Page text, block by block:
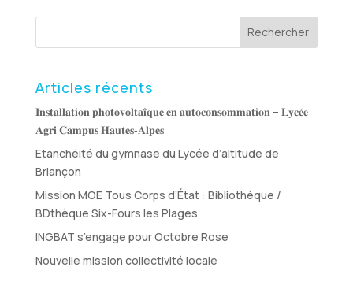
Rechercher
Articles récents
𝐈𝐧𝐬𝐭𝐚𝐥𝐥𝐚𝐭𝐢𝐨𝐧 𝐩𝐡𝐨𝐭𝐨𝐯𝐨𝐥𝐭𝐚𝐢̈𝐪𝐮𝐞 𝐞𝐧 𝐚𝐮𝐭𝐨𝐜𝐨𝐧𝐬𝐨𝐦𝐦𝐚𝐭𝐢𝐨𝐧 – 𝐋𝐲𝐜𝐞́𝐞
𝐀𝐠𝐫𝐢 𝐂𝐚𝐦𝐩𝐮𝐬 𝐇𝐚𝐮𝐭𝐞𝐬‑𝐀𝐥𝐩𝐞𝐬
Etanchéité du gymnase du Lycée d’altitude de
Briançon
Mission MOE Tous Corps d’État : Bibliothèque /
BDthèque Six-Fours les Plages
INGBAT s’engage pour Octobre Rose
Nouvelle mission collectivité locale